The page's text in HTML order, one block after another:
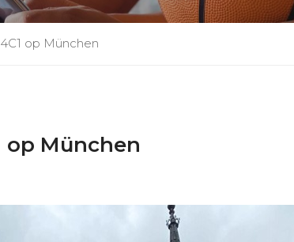
op München
op München